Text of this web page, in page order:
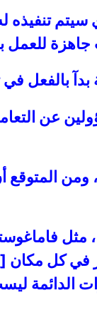
سيتم
بحلول 25
بدآ
عن التعامل
في كل